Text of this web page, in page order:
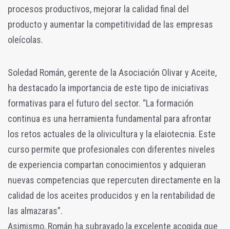
procesos productivos, mejorar la calidad final del
producto y aumentar la competitividad de las empresas
oleícolas.
Soledad Román, gerente de la Asociación Olivar y Aceite,
ha destacado la importancia de este tipo de iniciativas
formativas para el futuro del sector. “La formación
continua es una herramienta fundamental para afrontar
los retos actuales de la olivicultura y la elaiotecnia. Este
curso permite que profesionales con diferentes niveles
de experiencia compartan conocimientos y adquieran
nuevas competencias que repercuten directamente en la
calidad de los aceites producidos y en la rentabilidad de
las almazaras”.
Asimismo, Román ha subrayado la excelente acogida que